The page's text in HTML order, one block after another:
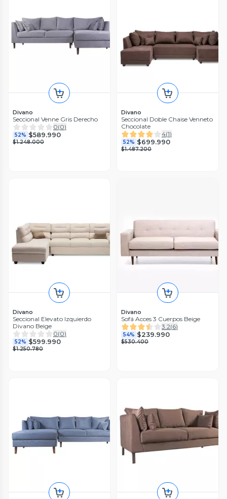
Divano
Seccional Venne Gris Derecho
0(0)
52% $589.990
$1.248.000
Divano
Seccional Doble Chaise Venneto
Chocolate
4(1)
52% $699.990
$1.487.200
Divano
Seccional Elevato Izquierdo
Divano Beige
0(0)
52% $599.990
$1.250.780
Divano
Sofá Acces 3 Cuerpos Beige
3.2(6)
54% $239.990
$530.400